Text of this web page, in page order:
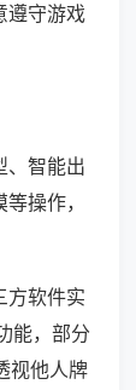
遵守游戏
、智能出
操作，
方软件实
能，部分
视他人牌